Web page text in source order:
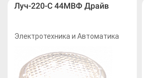
Луч-220-С 44МВФ Драйв
Электротехника и Автоматика